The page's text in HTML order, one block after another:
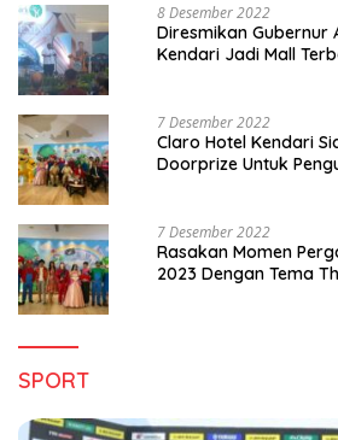
8 Desember 2022
Diresmikan Gubernur
Kendari Jadi Mall
7 Desember 2022
Claro Hotel Kendari
Doorprize Untuk
7 Desember 2022
Rasakan Momen
2023 Dengan Tema
SPORT